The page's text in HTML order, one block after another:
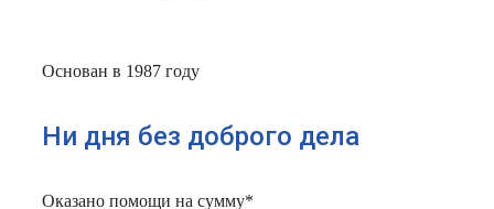
Основан в 1987 году
Ни дня без доброго дела
Оказано помощи на сумму*